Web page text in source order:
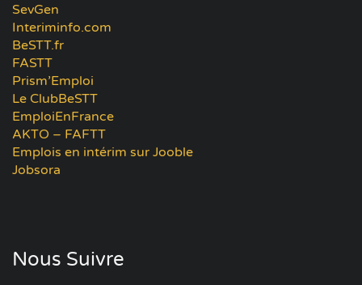
SevGen
Interiminfo.com
BeSTT.fr
FASTT
Prism’Emploi
Le ClubBeSTT
EmploiEnFrance
AKTO – FAFTT
Emplois en intérim sur Jooble
Jobsora
Nous Suivre